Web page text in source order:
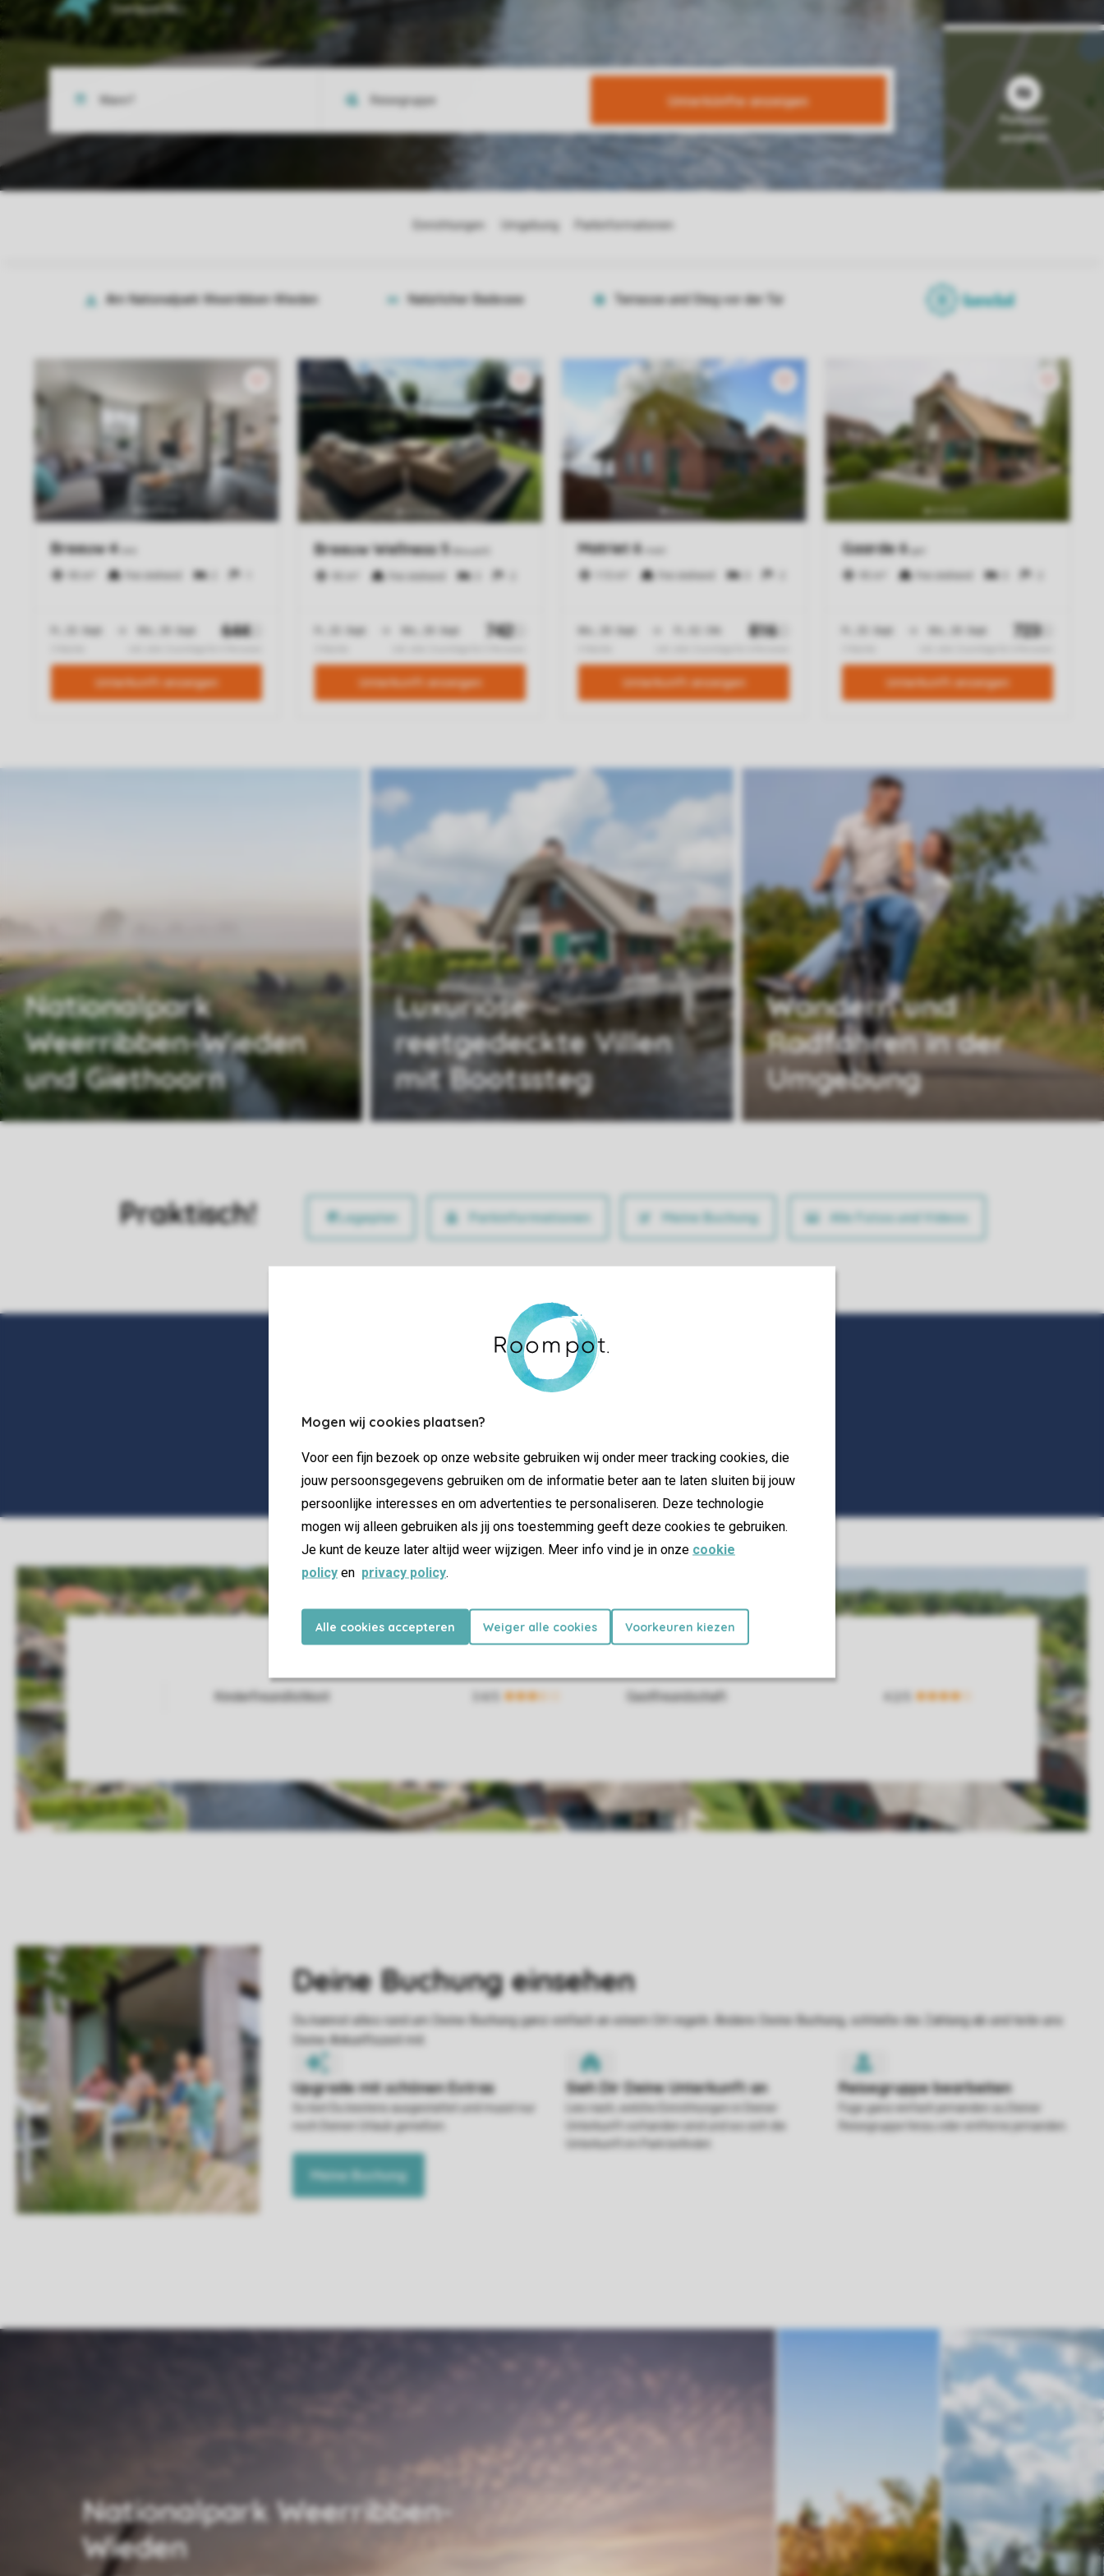
Mogen wij cookies plaatsen?
Voor een fijn bezoek op onze website gebruiken wij onder meer tracking cookies, die
jouw persoonsgegevens gebruiken om de informatie beter aan te laten sluiten bij jouw
persoonlijke interesses en om advertenties te personaliseren. Deze technologie
mogen wij alleen gebruiken als jij ons toestemming geeft deze cookies te gebruiken.
Je kunt de keuze later altijd weer wijzigen. Meer info vind je in onze cookie
policy en privacy policy.
Alle cookies accepteren Weiger alle cookies Voorkeuren kiezen
Unterkünfte anzeigen
Nationalpark
Weerribben-Wieden
und Giethoorn
Luxuriöse
reetgedeckte Villen
mit Bootssteg
Wandern und
Radfahren in der
Umgebung
Praktisch! Parkinformationen Meine Buchung Alle Fotos und Videos
Service Rating from our guests
Kinderfreundlichkeit Gastfreundschaft
So bist Du bestens ausgestattet und musst nur
noch Deinen Urlaub genießen.
Lies nach, welche Einrichtungen in Deiner
Unterkunft vorhanden sind und wo sich die
Unterkunft im Park befindet.
Füge ganz einfach jemanden zu Deiner
Reisegruppe hinzu oder entferne jemanden.
Meine Buchung
Nationalpark Weerribben-
Wieden